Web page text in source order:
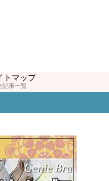
トマップ
記事一覧